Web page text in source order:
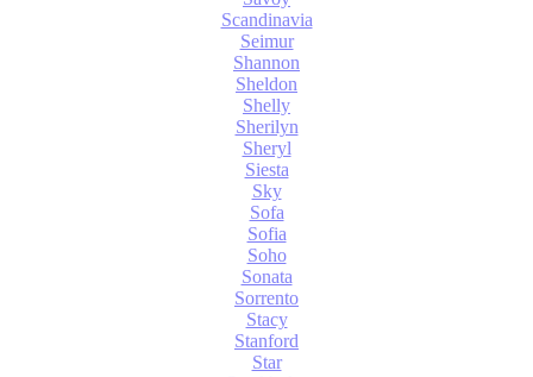
Scandinavia
Seimur
Shannon
Sheldon
Shelly
Sherilyn
Sheryl
Siesta
Sky
Sofa
Sofia
Soho
Sonata
Sorrento
Stacy
Stanford
Star